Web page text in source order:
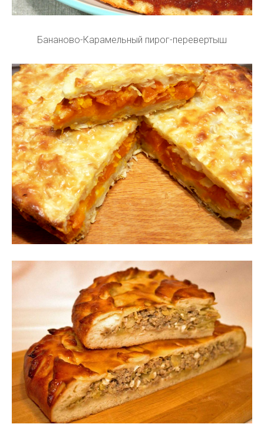
Бананово-Карамельный пирог-перевертыш